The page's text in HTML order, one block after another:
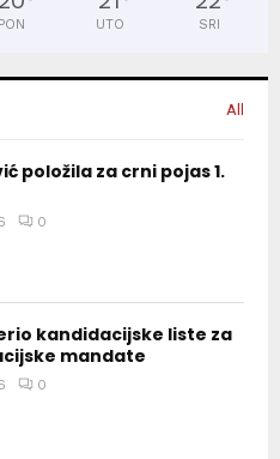
PON UTO SRI
All
položila za crni pojas 1.
0
kandidacijske liste za
mandate
0